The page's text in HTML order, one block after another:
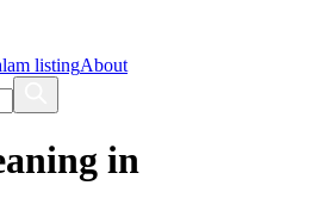
listingAbout
in